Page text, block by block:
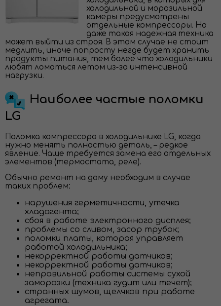
холодильной и морозильной
камеры предусмотрены
отдельные компрессоры. Но
даже такая надежная техника
может выйти из строя. В этом случае не стоит
медлить, иначе попросту негде будет хранить
продукты питания, тем более что холодильники
любят ломаться летом из-за интенсивной
нагрузки.
Наиболее частые поломки
LG
Поломка компрессора в холодильнике LG, когда
нужно менять полностью деталь, – редкое
явление. Чаще требуется замена его отдельных
элементов (термостата, реле).
Обычно ремонт на дому необходим в случае
таких проблем:
нарушения герметичности, утечка
хладагента;
сбоя в работе электронного дисплея;
проблемы со сливом, засор трубок;
поломки платы, которая управляет
работой холодильника;
некорректной работы датчиков;
некорректной работы датчиков;
неправильной работы системы сухой
заморозки (техника гудит или течет);
странных шумов, щелчков при работе
агрегата.